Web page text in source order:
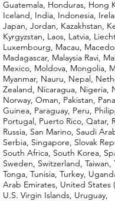
Guatemala, Honduras, Hong
Iceland, India, Indonesia,
Japan, Jordan, Kazakhstan,
Kyrgyzstan, Laos, Latvia,
Luxembourg, Macau,
Madagascar, Malaysia Ravi,
Mexico, Moldova, Mongolia,
Myanmar, Nauru, Nepal,
Zealand, Nicaragua, Nigeria,
Norway, Oman, Pakistan,
Guinea, Paraguay, Peru,
Portugal, Puerto Rico, Qatar,
Russia, San Marino, Saudi
Serbia, Singapore, Slovak
South Africa, South Korea,
Sweden, Switzerland, Taiwan,
Tonga, Tunisia, Turkey,
Arab Emirates, United States
U.S. Virgin Islands, Uruguay,